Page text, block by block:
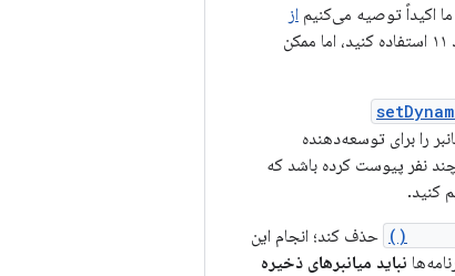
اکیداً توصیه می‌کنیم از
در اندروید ۱۱ استفاده کنید، اما ممکن
را برای توسعه‌دهنده
چند نفر پیوست کرده باشد که
کنید.
حذف کند؛ انجام این
نباید میانبرهای ذخیره